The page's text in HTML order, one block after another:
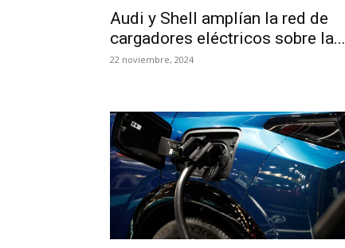
Audi y Shell amplían la red de
cargadores eléctricos sobre la...
22 noviembre, 2024